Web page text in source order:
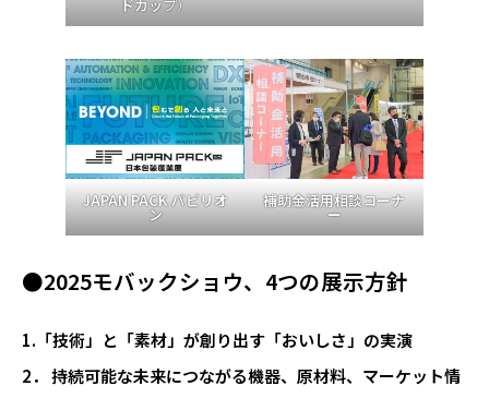
ドカップ）
JAPAN PACK パビリオ
ン
補助金活用相談コーナ
ー
●2025モバックショウ、4つの展示方針
1.「技術」と「素材」が創り出す「おいしさ」の実演
2． 持続可能な未来につながる機器、原材料、マーケット情